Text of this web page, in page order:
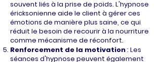
souvent liés à la prise de poids. L'hypnose
éricksonienne aide le client à gérer ces
émotions de manière plus saine, ce qui
réduit le besoin de recourir à la nourriture
comme mécanisme de réconfort.
Renforcement de la motivation: Les
séances d'hypnose peuvent également